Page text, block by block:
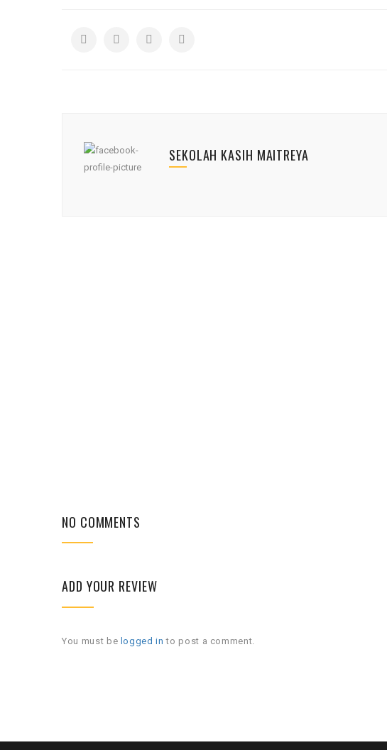
SEKOLAH KASIH MAITREYA
NO COMMENTS
ADD YOUR REVIEW
You must be logged in to post a comment.